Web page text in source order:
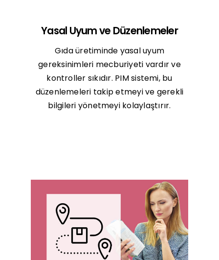
Yasal Uyum ve Düzenlemeler
Gıda üretiminde yasal uyum
gereksinimleri mecburiyeti vardır ve
kontroller sıkıdır. PIM sistemi, bu
düzenlemeleri takip etmeyi ve gerekli
bilgileri yönetmeyi kolaylaştırır.